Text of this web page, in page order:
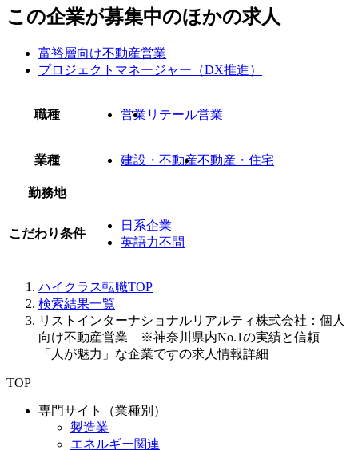
この企業が募集中のほかの求人
富裕層向け不動産営業
プロジェクトマネージャー（DX推進）
職種 営業 リテール営業
業種 建設・不動産不動産・住宅
勤務地
こだわり条件
日系企業
英語力不問
ハイクラス転職TOP
検索結果一覧
リストインターナショナルリアルティ株式会社：個人
向け不動産営業 ※神奈川県内No.1の実績と信頼
「人が魅力」な企業ですの求人情報詳細
TOP
専門サイト（業種別）
製造業
エネルギー関連